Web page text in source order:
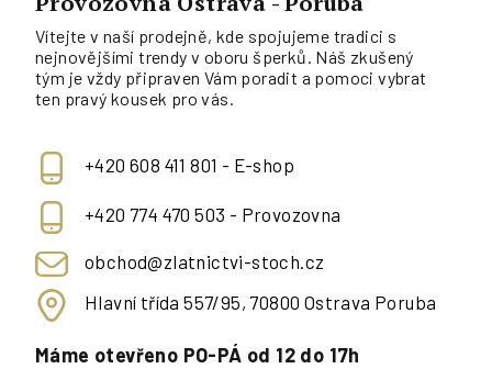
Vítejte v naší prodejně, kde spojujeme tradici s
nejnovějšími trendy v oboru šperků. Náš zkušený
tým je vždy připraven Vám poradit a pomoci vybrat
ten pravý kousek pro vás.
+420 608 411 801 - E-shop
+420 774 470 503 - Provozovna
obchod@zlatnictvi-stoch.cz
Hlavní třída 557/95, 70800 Ostrava Poruba
Máme otevřeno PO-PÁ od 12 do 17h